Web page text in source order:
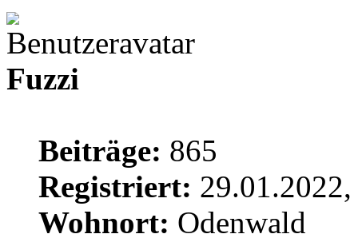
Fuzzi
Beiträge: 865
Registriert:
Wohnort: Odenwald